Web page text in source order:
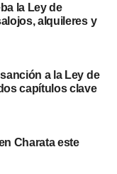
la Ley de
alquileres y
a la Ley de
capítulos clave
Charata este